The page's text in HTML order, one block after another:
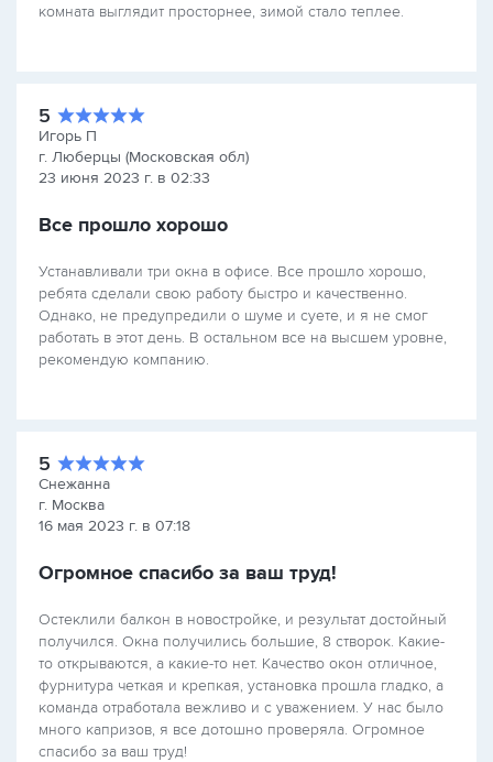
комната выглядит просторнее, зимой стало теплее.
5
Игорь П
г. Люберцы (Московская обл)
23 июня 2023 г. в 02:33
Все прошло хорошо
Устанавливали три окна в офисе. Все прошло хорошо,
ребята сделали свою работу быстро и качественно.
Однако, не предупредили о шуме и суете, и я не смог
работать в этот день. В остальном все на высшем уровне,
рекомендую компанию.
5
Снежанна
г. Москва
16 мая 2023 г. в 07:18
Огромное спасибо за ваш труд!
Остеклили балкон в новостройке, и результат достойный
получился. Окна получились большие, 8 створок. Какие-
то открываются, а какие-то нет. Качество окон отличное,
фурнитура четкая и крепкая, установка прошла гладко, а
команда отработала вежливо и с уважением. У нас было
много капризов, я все дотошно проверяла. Огромное
спасибо за ваш труд!